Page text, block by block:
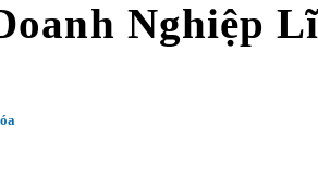
Nghiệp